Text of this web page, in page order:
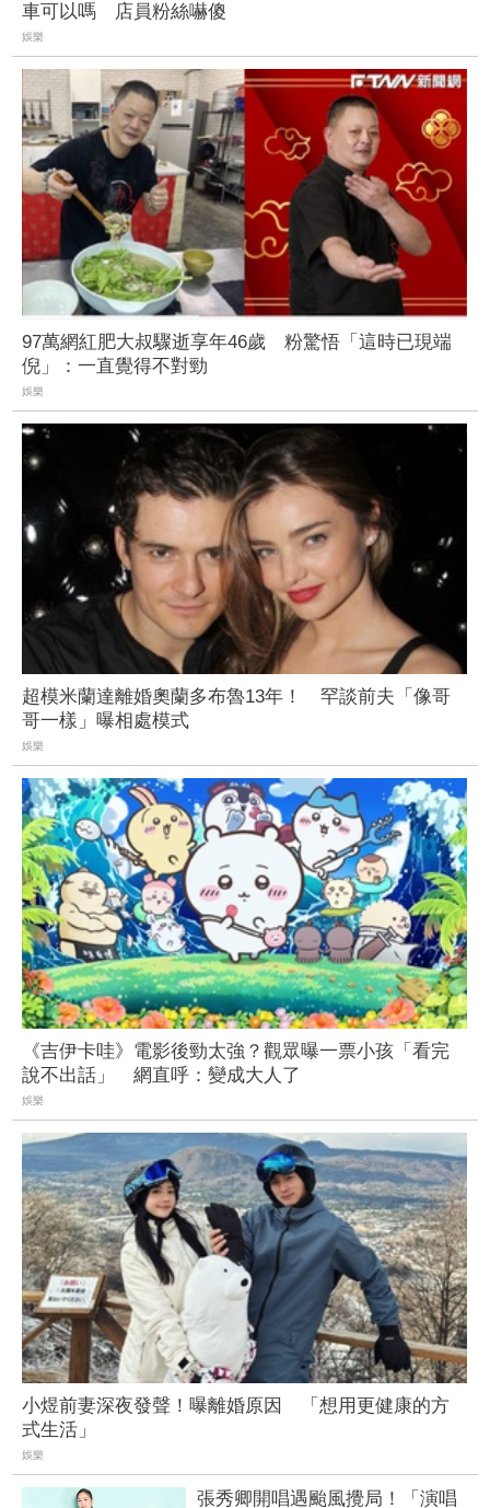
車可以嗎 店員粉絲嚇傻
娛樂
97萬網紅肥大叔驟逝享年46歲 粉驚悟「這時已現端
倪」：一直覺得不對勁
娛樂
超模米蘭達離婚奧蘭多布魯13年！ 罕談前夫「像哥
哥一樣」曝相處模式
娛樂
《吉伊卡哇》電影後勁太強？觀眾曝一票小孩「看完
說不出話」 網直呼：變成大人了
娛樂
小煜前妻深夜發聲！曝離婚原因 「想用更健康的方
式生活」
娛樂
張秀卿開唱遇颱風攪局！「演唱